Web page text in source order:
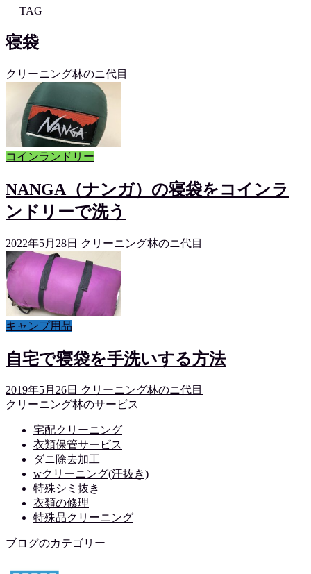
― TAG ―
寝袋
クリーニング林のニ代目
コインランドリー
NANGA（ナンガ）の寝袋をコインラ
ンドリーで洗う
2022年5月28日 クリーニング林のニ代目
キャンプ用品
自宅で寝袋を手洗いする方法
2019年5月26日 クリーニング林のニ代目
クリーニング林のサービス
宅配クリーニング
衣類保管サービス
ダニ除去加工
wクリーニング(汗抜き)
特殊シミ抜き
衣類の修理
特殊品クリーニング
ブログのカテゴリー